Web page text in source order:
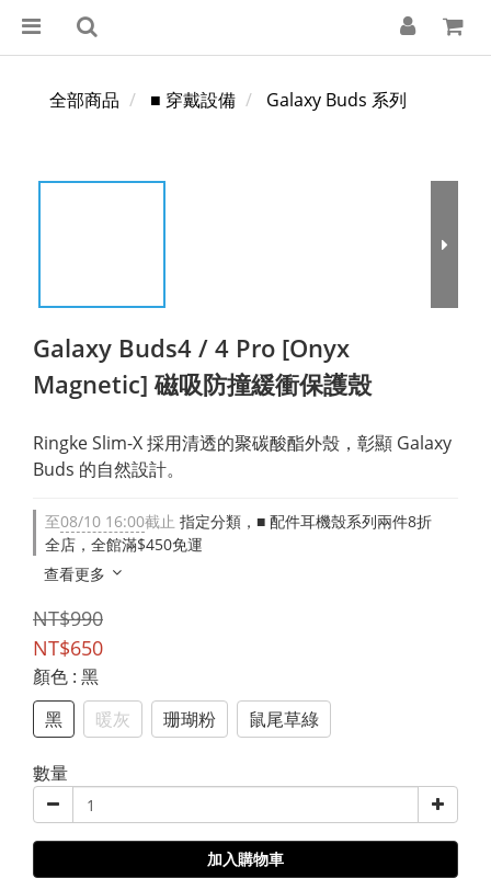
全部商品 ■ 穿戴設備 Galaxy Buds 系列
Galaxy Buds4 / 4 Pro [Onyx
Magnetic] 磁吸防撞緩衝保護殼
Ringke Slim-X 採用清透的聚碳酸酯外殼，彰顯 Galaxy
Buds 的自然設計。
至08/10 16:00截止 指定分類，■ 配件耳機殼系列兩件8折
全店，全館滿$450免運
查看更多
NT$990
NT$650
顏色 : 黑
黑
暖灰 珊瑚粉 鼠尾草綠
數量
加入購物車